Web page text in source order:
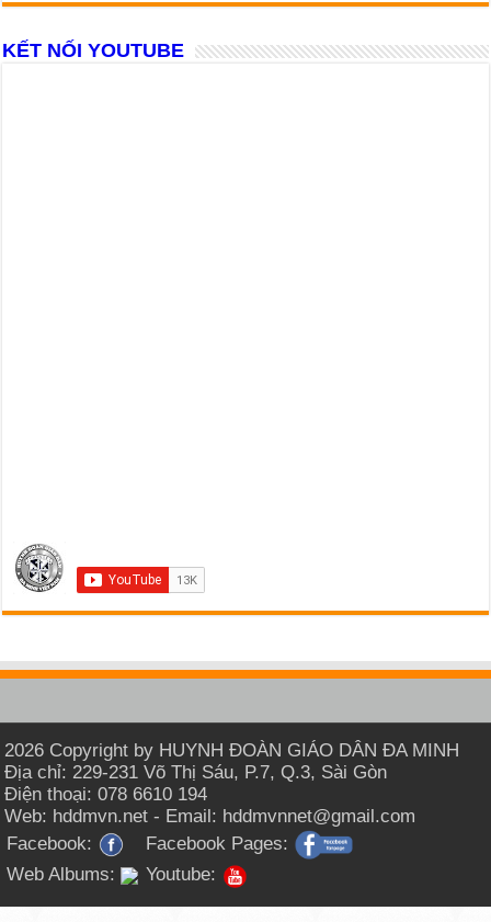
KẾT NỐI YOUTUBE
2026 Copyright by HUYNH ĐOÀN GIÁO DÂN ĐA MINH
Địa chỉ: 229-231 Võ Thị Sáu, P.7, Q.3, Sài Gòn
Điện thoại: 078 6610 194
Web: hddmvn.net - Email: hddmvnnet@gmail.com
Facebook:
Facebook Pages:
Web Albums:
Youtube: